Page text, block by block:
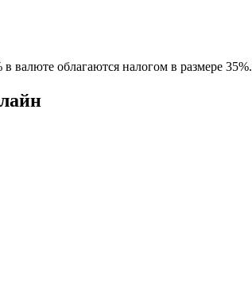
облагаются налогом в размере 35%.